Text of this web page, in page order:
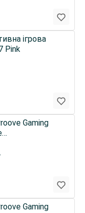
ігрова
Pink
Gaming
Gaming